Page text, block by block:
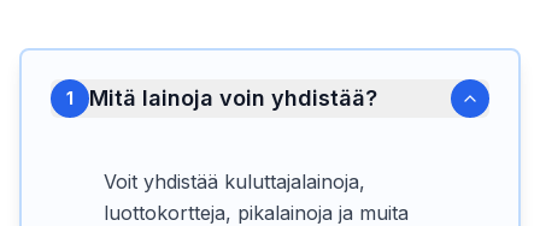
1 Mitä lainoja voin yhdistää?
Voit yhdistää kuluttajalainoja,
luottokortteja, pikalainoja ja muita